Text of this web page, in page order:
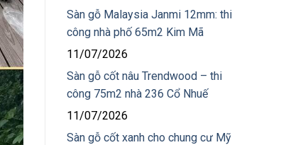
Sàn gỗ Malaysia Janmi 12mm: thi
công nhà phố 65m2 Kim Mã
11/07/2026
Sàn gỗ cốt nâu Trendwood – thi
công 75m2 nhà 236 Cổ Nhuế
11/07/2026
Sàn gỗ cốt xanh cho chung cư Mỹ